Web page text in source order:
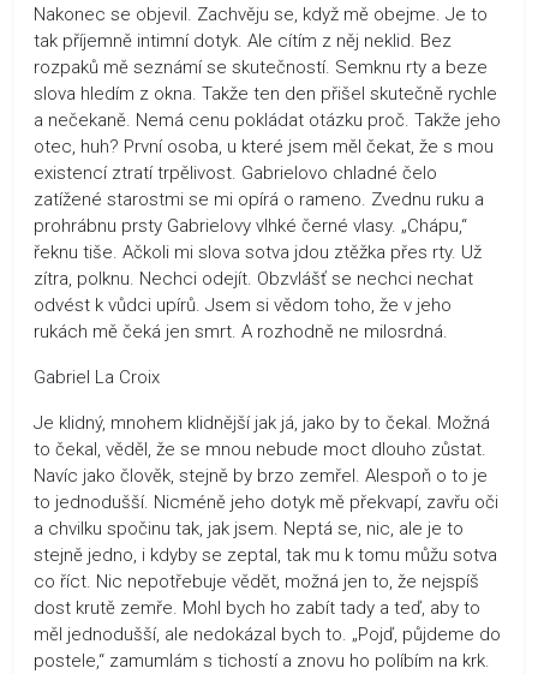
Nakonec se objevil. Zachvěju se, když mě obejme. Je to
tak příjemně intimní dotyk. Ale cítím z něj neklid. Bez
rozpaků mě seznámí se skutečností. Semknu rty a beze
slova hledím z okna. Takže ten den přišel skutečně rychle
a nečekaně. Nemá cenu pokládat otázku proč. Takže jeho
otec, huh? První osoba, u které jsem měl čekat, že s mou
existencí ztratí trpělivost. Gabrielovo chladné čelo
zatížené starostmi se mi opírá o rameno. Zvednu ruku a
prohrábnu prsty Gabrielovy vlhké černé vlasy. „Chápu,“
řeknu tiše. Ačkoli mi slova sotva jdou ztěžka přes rty. Už
zítra, polknu. Nechci odejít. Obzvlášť se nechci nechat
odvést k vůdci upírů. Jsem si vědom toho, že v jeho
rukách mě čeká jen smrt. A rozhodně ne milosrdná.
Gabriel La Croix
Je klidný, mnohem klidnější jak já, jako by to čekal. Možná
to čekal, věděl, že se mnou nebude moct dlouho zůstat.
Navíc jako člověk, stejně by brzo zemřel. Alespoň o to je
to jednodušší. Nicméně jeho dotyk mě překvapí, zavřu oči
a chvilku spočinu tak, jak jsem. Neptá se, nic, ale je to
stejně jedno, i kdyby se zeptal, tak mu k tomu můžu sotva
co říct. Nic nepotřebuje vědět, možná jen to, že nejspíš
dost krutě zemře. Mohl bych ho zabít tady a teď, aby to
měl jednodušší, ale nedokázal bych to. „Pojď, půjdeme do
postele,“ zamumlám s tichostí a znovu ho políbím na krk.